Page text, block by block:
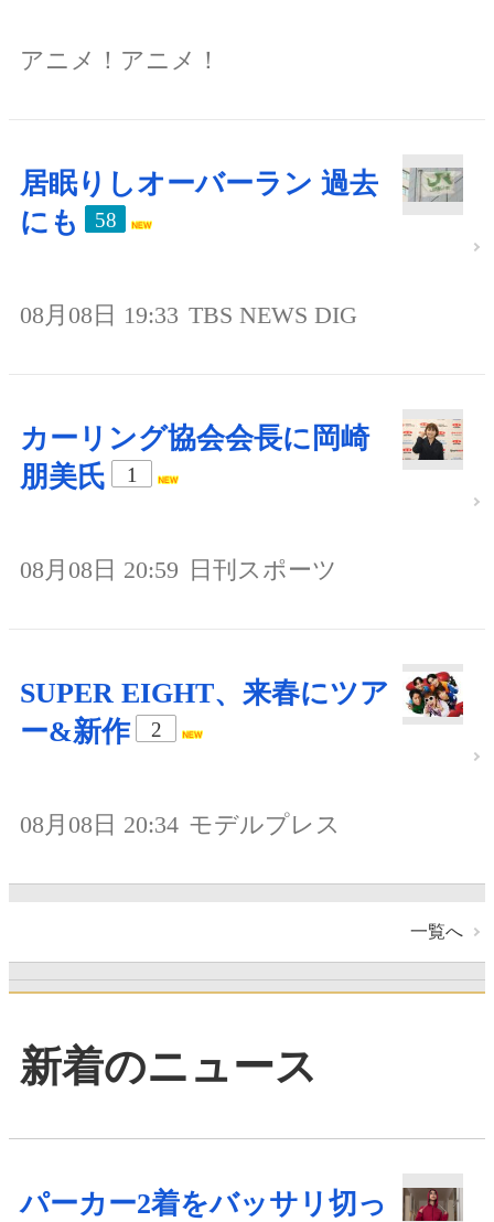
アニメ！アニメ！
居眠りしオーバーラン 過去
にも
58
08月08日 19:33 TBS NEWS DIG
カーリング協会会長に岡崎
朋美氏
1
08月08日 20:59 日刊スポーツ
SUPER EIGHT、来春にツア
ー&新作
2
08月08日 20:34 モデルプレス
一覧へ
新着のニュース
パーカー2着をバッサリ切っ